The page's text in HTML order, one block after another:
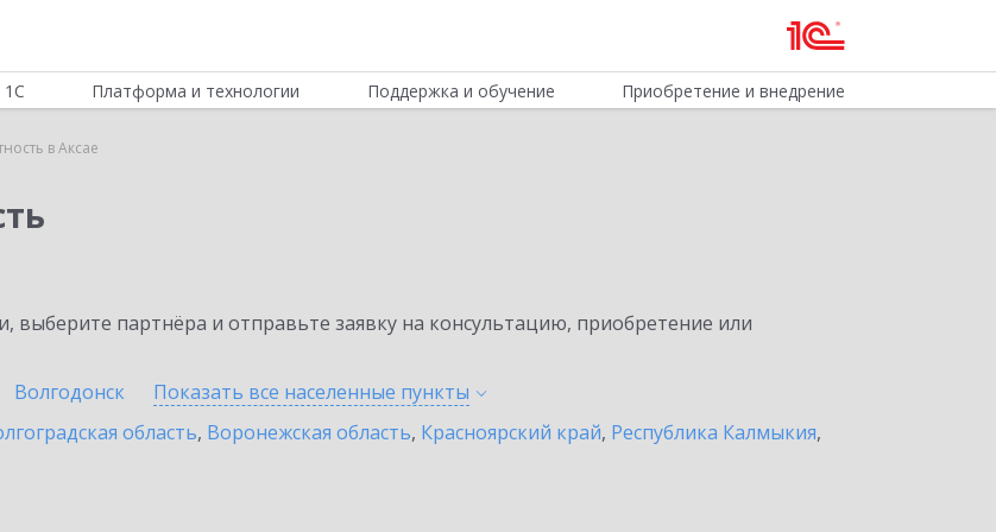
Платформа и технологии Поддержка и обучение Приобретение и внедрение
в Аксае
партнёра и отправьте заявку на консультацию, приобретение или
Волгодонск Показать все населенные пункты
область, Воронежская область, Красноярский край, Республика Калмыкия,